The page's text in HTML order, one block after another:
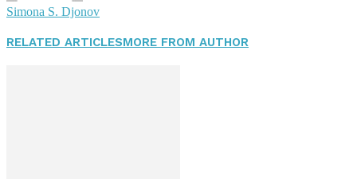
Simona S. Djonov
RELATED ARTICLESMORE FROM AUTHOR